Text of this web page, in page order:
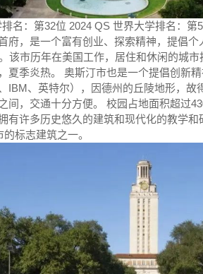
名：第32位 2024 QS 世界大学排名：
府，是一个富有创业、探索精神，提倡
该市历年在美国工作，居住和休闲的城
夏季炎热。 奥斯汀市也是一个提倡创新
IBM、英特尔），因德州的丘陵地形，故
间，交通十分方便。 校园占地面积超过
有许多历史悠久的建筑和现代化的教学
的标志建筑之一。